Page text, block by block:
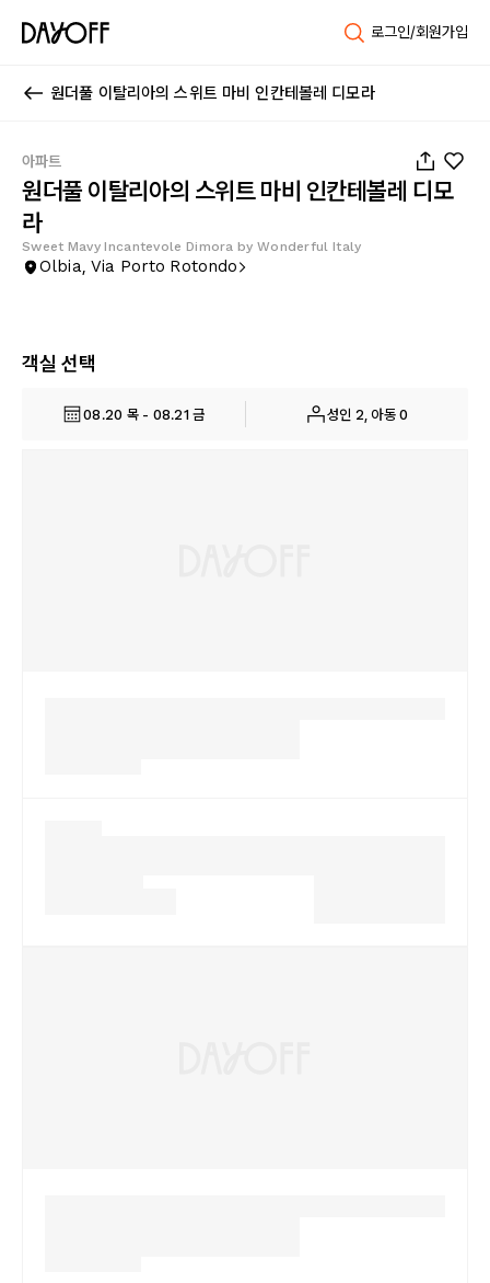
로그인/회원가입
원더풀 이탈리아의 스위트 마비 인칸테볼레 디모라
아파트
원더풀 이탈리아의 스위트 마비 인칸테볼레 디모
라
Sweet Mavy Incantevole Dimora by Wonderful Italy
Olbia, Via Porto Rotondo
객실 선택
08.20 목 - 08.21 금 성인 2, 아동 0